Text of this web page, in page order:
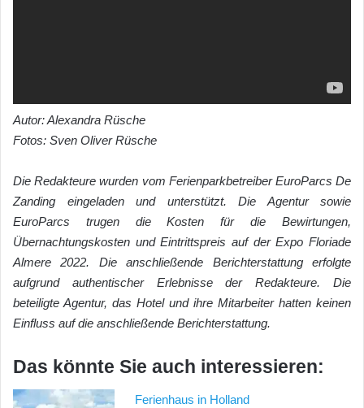
Autor: Alexandra Rüsche
Fotos: Sven Oliver Rüsche
Die Redakteure wurden vom Ferienparkbetreiber EuroParcs De
Zanding eingeladen und unterstützt. Die Agentur sowie
EuroParcs trugen die Kosten für die Bewirtungen,
Übernachtungskosten und Eintrittspreis auf der Expo Floriade
Almere 2022. Die anschließende Berichterstattung erfolgte
aufgrund authentischer Erlebnisse der Redakteure. Die
beteiligte Agentur, das Hotel und ihre Mitarbeiter hatten keinen
Einfluss auf die anschließende Berichterstattung.
Das könnte Sie auch interessieren:
Ferienhaus in Holland